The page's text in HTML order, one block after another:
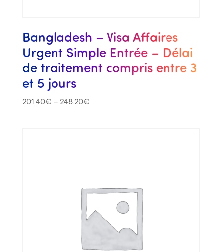
Bangladesh – Visa Affaires
Urgent Simple Entrée – Délai
de traitement compris entre 3
et 5 jours
201.40€ – 248.20€